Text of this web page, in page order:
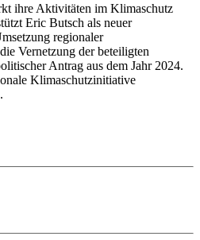
ihre Aktivitäten im Klimaschutz
Eric Butsch als neuer
regionaler
Vernetzung der beteiligten
Antrag aus dem Jahr 2024.
Klimaschutzinitiative